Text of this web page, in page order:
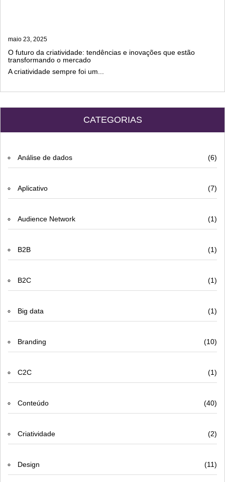
maio 23, 2025
O futuro da criatividade: tendências e inovações que estão
transformando o mercado
A criatividade sempre foi um...
CATEGORIAS
Análise de dados (6)
Aplicativo (7)
Audience Network (1)
B2B (1)
B2C (1)
Big data (1)
Branding (10)
C2C (1)
Conteúdo (40)
Criatividade (2)
Design (11)